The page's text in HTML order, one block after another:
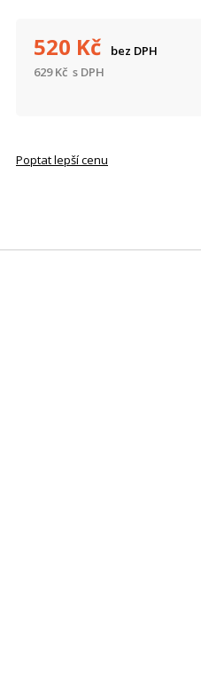
520 Kč
bez DPH
629Kč s DPH
Poptat lepší cenu